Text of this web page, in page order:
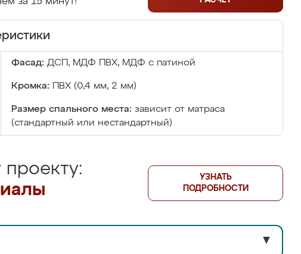
Фасад: ДСП, МДФ ПВХ, МДФ с патиной
Кромка: ПВХ (0,4 мм, 2 мм)
Размер спального места: зависит от матраса
(стандартный или нестандартный)
УЗНАТЬ
ПОДРОБНОСТИ
▼